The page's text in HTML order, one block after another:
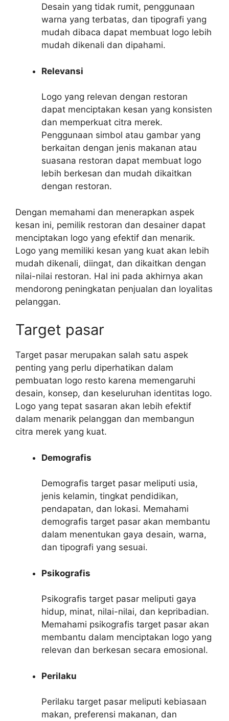
Desain yang tidak rumit, penggunaan
warna yang terbatas, dan tipografi yang
mudah dibaca dapat membuat logo lebih
mudah dikenali dan dipahami.
Relevansi
Logo yang relevan dengan restoran
dapat menciptakan kesan yang konsisten
dan memperkuat citra merek.
Penggunaan simbol atau gambar yang
berkaitan dengan jenis makanan atau
suasana restoran dapat membuat logo
lebih berkesan dan mudah dikaitkan
dengan restoran.
Dengan memahami dan menerapkan aspek
kesan ini, pemilik restoran dan desainer dapat
menciptakan logo yang efektif dan menarik.
Logo yang memiliki kesan yang kuat akan lebih
mudah dikenali, diingat, dan dikaitkan dengan
nilai-nilai restoran. Hal ini pada akhirnya akan
mendorong peningkatan penjualan dan loyalitas
pelanggan.
Target pasar
Target pasar merupakan salah satu aspek
penting yang perlu diperhatikan dalam
pembuatan logo resto karena memengaruhi
desain, konsep, dan keseluruhan identitas logo.
Logo yang tepat sasaran akan lebih efektif
dalam menarik pelanggan dan membangun
citra merek yang kuat.
Demografis
Demografis target pasar meliputi usia,
jenis kelamin, tingkat pendidikan,
pendapatan, dan lokasi. Memahami
demografis target pasar akan membantu
dalam menentukan gaya desain, warna,
dan tipografi yang sesuai.
Psikografis
Psikografis target pasar meliputi gaya
hidup, minat, nilai-nilai, dan kepribadian.
Memahami psikografis target pasar akan
membantu dalam menciptakan logo yang
relevan dan berkesan secara emosional.
Perilaku
Perilaku target pasar meliputi kebiasaan
makan, preferensi makanan, dan